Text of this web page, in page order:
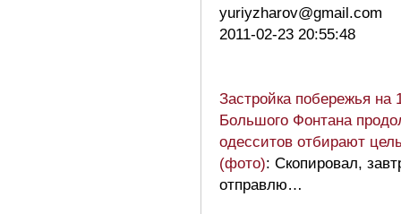
yuriyzharov@gmail.com
2011-02-23 20:55:48
Застройка побережья на
Большого Фонтана
одесситов отбирают
(фото): Скопировал,
отправлю…